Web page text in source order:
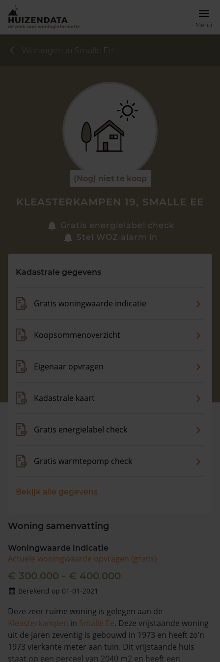
Menu
Zoek een woning
Maandag t/m vrijdag - 08:00 -18:00
Woningen in Smalle Ee
(Nog) niet te koop
KLEASTERKAMPEN 19, SMALLE EE
Gratis energielabel check
Stel WOZ alarm in
Kadastrale gegevens
Gratis woningwaarde indicatie
Koopsommenoverzicht
Eigenaar opvragen
Kadastrale kaart
Gratis energielabel check
Gratis warmtepomp check
Bekijk alle gegevens
Woning samenvatting
Woningwaarde indicatie
Actuele woningwaarde opvragen (gratis)
€ 300.000 - € 400.000
Berekend op 01-01-2021
Deze zeer ruime woning is gelegen aan de
Kleasterkampen in Smalle Ee. Deze vrijstaande woning
uit de jaren zeventig is gebouwd in 1973 en heeft zo’n
1973 vierkante meter aan tuin. Dit vrijstaande huis
staat op een perceel van 2040 m2 en heeft een